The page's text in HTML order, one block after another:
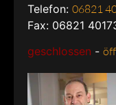
Telefon: 06821
Fax: 06821
geschlossen -